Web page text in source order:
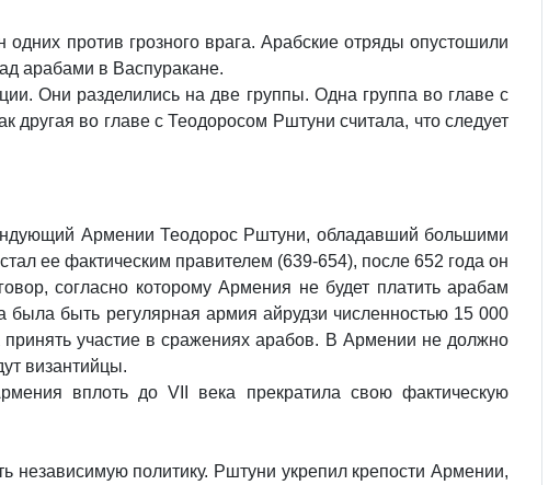
против грозного врага. Арабские отряды опустошили
арабами в Васпуракане.
Они разделились на две группы. Одна группа во главе с
во главе с Теодоросом Рштуни считала, что следует
Армении Теодорос Рштуни, обладавший большими
ее фактическим правителем (639-654), после 652 года он
согласно которому Армения не будет платить арабам
была быть регулярная армия айрудзи численностью 15 000
участие в сражениях арабов. В Армении не должно
византийцы.
вплоть до VII века прекратила свою фактическую
независимую политику. Рштуни укрепил крепости Армении,